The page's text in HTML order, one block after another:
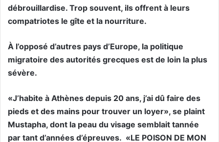
débrouillardise. Trop souvent, ils offrent à leurs
compatriotes le gîte et la nourriture.
À l’opposé d’autres pays d’Europe, la politique
migratoire des autorités grecques est de loin la plus
sévère.
«J’habite à Athènes depuis 20 ans, j’ai dû faire des
pieds et des mains pour trouver un loyer», se plaint
Mustapha, dont la peau du visage semblait tannée
par tant d’années d’épreuves. «LE POISON DE MON